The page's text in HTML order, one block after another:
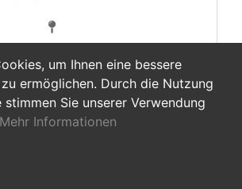
um Ihnen eine bessere
ermöglichen. Durch die Nutzung
stimmen Sie unserer Verwendung
Mehr Informationen
1 2 >